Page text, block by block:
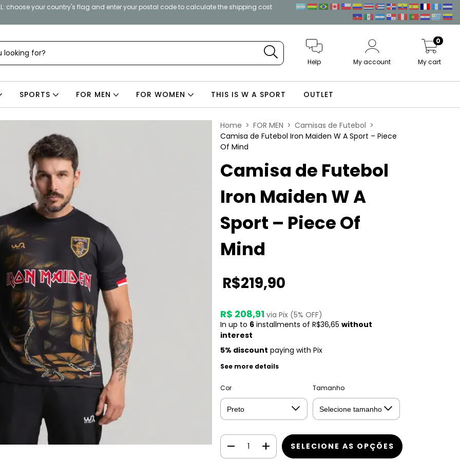
choose your country's flag and enter your postal code to calculate the shipping cost
Help My account My cart
0
SPORTS FOR MEN FOR WOMEN THIS IS W A SPORT OUTLET
Home > FOR MEN > Camisas de Futebol >
Camisa de Futebol Iron Maiden W A Sport – Piece
Of Mind
Camisa de Futebol
Iron Maiden W A
Sport – Piece Of
Mind
R$219,90
R$ 208,91 via Pix (5% OFF)
In up to 6 installments of R$36,65 without
interest
5% discount paying with Pix
See more details
Cor Tamanho